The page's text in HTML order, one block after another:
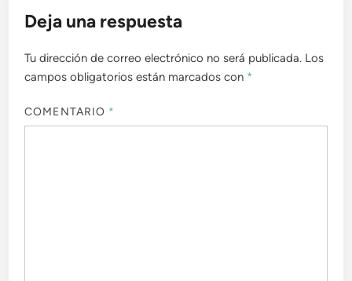
Deja una respuesta
Tu dirección de correo electrónico no será publicada. Los
campos obligatorios están marcados con *
COMENTARIO *